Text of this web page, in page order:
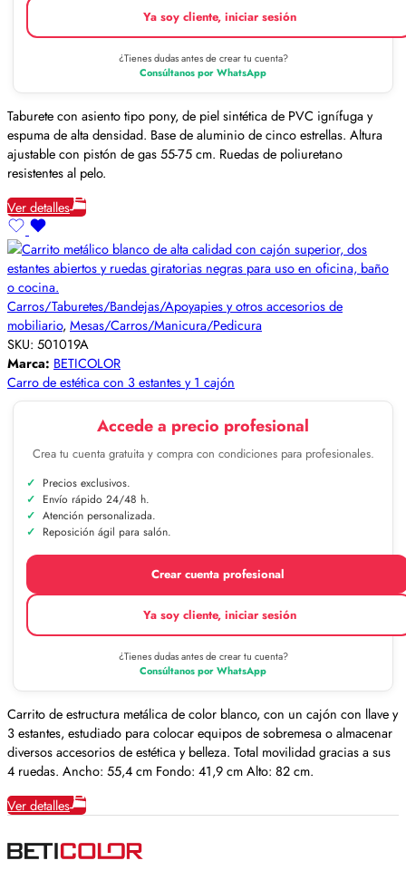
Ya soy cliente, iniciar sesión
¿Tienes dudas antes de crear tu cuenta?
Consúltanos por WhatsApp
Taburete con asiento tipo pony, de piel sintética de PVC ignífuga y
espuma de alta densidad. Base de aluminio de cinco estrellas. Altura
ajustable con pistón de gas 55-75 cm. Ruedas de poliuretano
resistentes al pelo.
Ver detalles
Carros/Taburetes/Bandejas/Apoyapies y otros accesorios de
mobiliario, Mesas/Carros/Manicura/Pedicura
SKU: 501019A
Marca: BETICOLOR
Carro de estética con 3 estantes y 1 cajón
Accede a precio profesional
Crea tu cuenta gratuita y compra con condiciones para profesionales.
Precios exclusivos.
Envío rápido 24/48 h.
Atención personalizada.
Reposición ágil para salón.
Crear cuenta profesional
Ya soy cliente, iniciar sesión
¿Tienes dudas antes de crear tu cuenta?
Consúltanos por WhatsApp
Carrito de estructura metálica de color blanco, con un cajón con llave y
3 estantes, estudiado para colocar equipos de sobremesa o almacenar
diversos accesorios de estética y belleza. Total movilidad gracias a sus
4 ruedas. Ancho: 55,4 cm Fondo: 41,9 cm Alto: 82 cm.
Ver detalles